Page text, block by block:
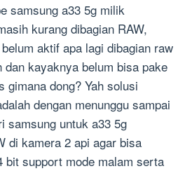
samsung a33 5g milik
kurang dibagian RAW,
aktif apa lagi dibagian raw
dan kayaknya belum bisa pake
gimana dong? Yah solusi
dengan menunggu sampai
samsung untuk a33 5g
di kamera 2 api agar bisa
bit support mode malam serta